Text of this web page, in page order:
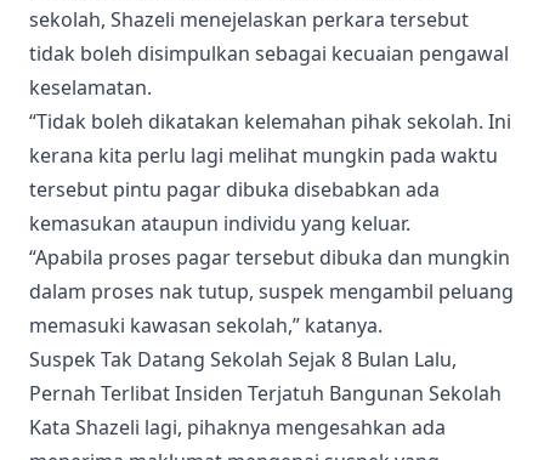
sekolah, Shazeli menejelaskan perkara tersebut
tidak boleh disimpulkan sebagai kecuaian pengawal
keselamatan.
“Tidak boleh dikatakan kelemahan pihak sekolah. Ini
kerana kita perlu lagi melihat mungkin pada waktu
tersebut pintu pagar dibuka disebabkan ada
kemasukan ataupun individu yang keluar.
“Apabila proses pagar tersebut dibuka dan mungkin
dalam proses nak tutup, suspek mengambil peluang
memasuki kawasan sekolah,” katanya.
Suspek Tak Datang Sekolah Sejak 8 Bulan Lalu,
Pernah Terlibat Insiden Terjatuh Bangunan Sekolah
Kata Shazeli lagi, pihaknya mengesahkan ada